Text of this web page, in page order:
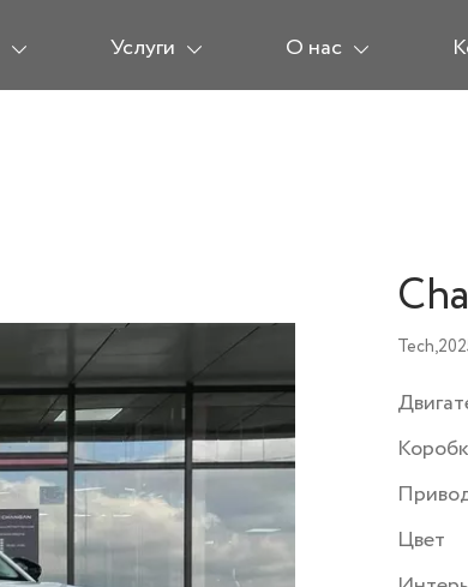
Услуги О нас
Tech,
Цвет